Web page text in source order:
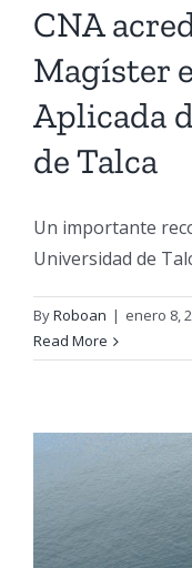
CNA
Magíster
Aplicada
de Talca
Un importante
Universidad de
ByRoboan | enero 8,
Read More